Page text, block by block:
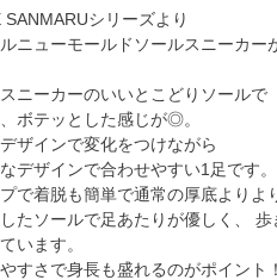
SANMARUシリーズより
ニューモールドソールスニーカー
ニーカーのいいとこどりソールで
ボテッとした感じが◎。
ザインで変化をつけながら
デザインで合わせやすい1足です。
で着脱も簡単で通常の厚底よりよ
たソールで足あたりが優しく、
います。
すさで身長も盛れるのがポイント！